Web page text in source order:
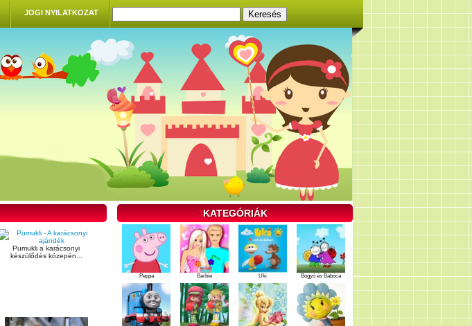
JOGI NYILATKOZAT
Pumukli a karácsonyi
készülődés közepén...
KATEGÓRIÁK
Peppa Barbie Uki Bogyó és Babóca